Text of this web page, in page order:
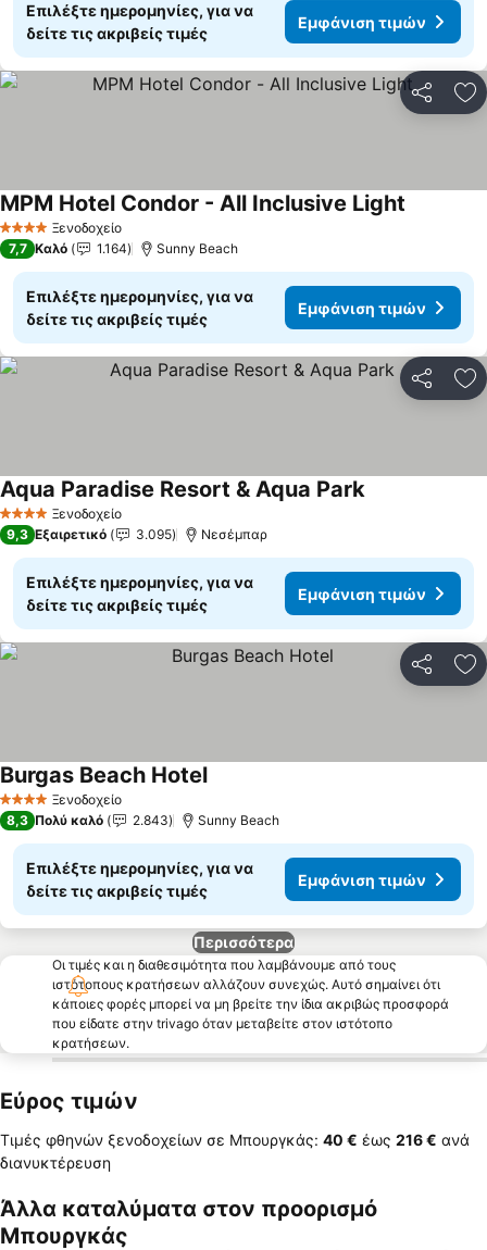
Επιλέξτε ημερομηνίες, για να
δείτε τις ακριβείς τιμές
Εμφάνιση τιμών
4 ΑστέριαΞενοδοχείο
MPM Hotel Condor - All Inclusive Light
7,7 Καλό 1.164 Sunny Beach
Επιλέξτε ημερομηνίες, για να
δείτε τις ακριβείς τιμές
Εμφάνιση τιμών
4 ΑστέριαΞενοδοχείο
Aqua Paradise Resort & Aqua Park
9,3 Εξαιρετικό 3.095 Νεσέμπαρ
Επιλέξτε ημερομηνίες, για να
δείτε τις ακριβείς τιμές
Εμφάνιση τιμών
4 ΑστέριαΞενοδοχείο
Burgas Beach Hotel
8,3 Πολύ καλό 2.843 Sunny Beach
Επιλέξτε ημερομηνίες, για να
δείτε τις ακριβείς τιμές
Εμφάνιση τιμών
Περισσότερα
Οι τιμές και η διαθεσιμότητα που λαμβάνουμε από τους
ιστότοπους κρατήσεων αλλάζουν συνεχώς. Αυτό σημαίνει ότι
κάποιες φορές μπορεί να μη βρείτε την ίδια ακριβώς προσφορά
που είδατε στην trivago όταν μεταβείτε στον ιστότοπο
κρατήσεων.
Εύρος τιμών
Τιμές φθηνών ξενοδοχείων σε Μπουργκάς: ‎40 € έως ‎216 € ανά
διανυκτέρευση
Άλλα καταλύματα στον προορισμό
Μπουργκάς